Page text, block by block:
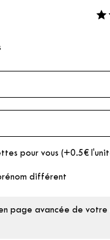
pour vous (+0.5€
différent
page avancée de votre